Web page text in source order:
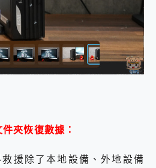
夾恢復數據：
援除了本地設備、外地設備